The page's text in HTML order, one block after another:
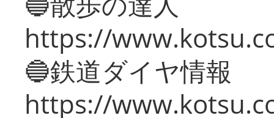
https://
🔵鉄道ダイヤ情報
https://